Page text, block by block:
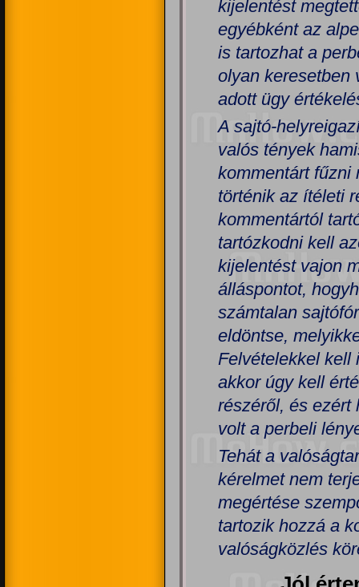
kijelentést
egyébként az
is tartozhat a
olyan keresetben
adott ügy
A sajtó-
valós tények
kommentárt fűzni
történik az ítéleti
kommentártól
tartózkodni kell
kijelentést vajon
álláspontot,
számtalan
eldöntse,
Felvételekkel kell
akkor úgy kell
részéről, és ezért
volt a perbeli
Tehát a
kérelmet nem
megértése
tartozik hozzá a
valóságközlés